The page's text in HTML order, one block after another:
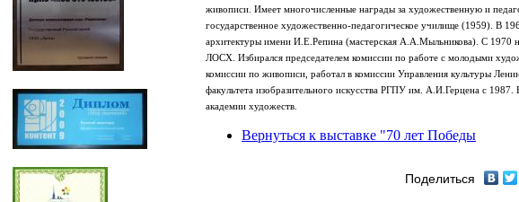
живописи. Имеет многочисленные награды за художественную и
государственное художественно-педагогическое училище (1959). В
архитектуры имени И.Е.Репина (мастерская А.А.Мыльникова). С 1970
ЛОСХ. Избирался председателем комиссии по работе с молодыми
комиссии по живописи, работал в комиссии Управления культуры
факультета изобразительного искусства РГПУ им. А.И.Герцена с
академии художеств.
Вернуться к выставке "70 лет Победы
Поделиться